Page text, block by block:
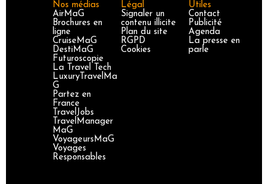
Nos médias
AirMaG
Brochures en
ligne
CruiseMaG
DestiMaG
Futuroscopie
La Travel Tech
LuxuryTravelMa
G
Partez en
France
TravelJobs
TravelManager
MaG
VoyageursMaG
Voyages
Responsables
Légal
Signaler un
contenu illicite
Plan du site
RGPD
Cookies
Utiles
Contact
Publicité
Agenda
La presse en
parle